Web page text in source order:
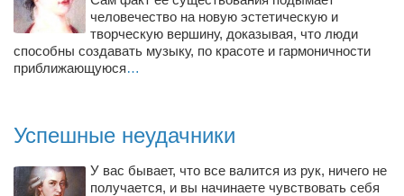
человечество на новую эстетическую и
творческую вершину, доказывая, что люди
способны создавать музыку, по красоте и гармоничности
приближающуюся…
Успешные неудачники
У вас бывает, что все валится из рук, ничего не
получается, и вы начинаете чувствовать себя